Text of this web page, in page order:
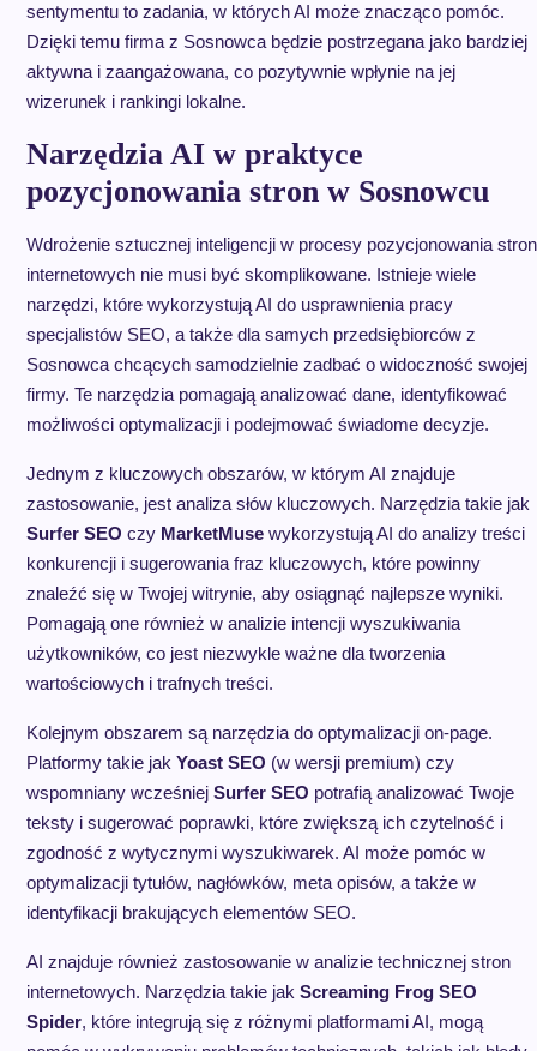
sentymentu to zadania, w których AI może znacząco pomóc.
Dzięki temu firma z Sosnowca będzie postrzegana jako bardziej
aktywna i zaangażowana, co pozytywnie wpłynie na jej
wizerunek i rankingi lokalne.
Narzędzia AI w praktyce
pozycjonowania stron w Sosnowcu
Wdrożenie sztucznej inteligencji w procesy pozycjonowania stron
internetowych nie musi być skomplikowane. Istnieje wiele
narzędzi, które wykorzystują AI do usprawnienia pracy
specjalistów SEO, a także dla samych przedsiębiorców z
Sosnowca chcących samodzielnie zadbać o widoczność swojej
firmy. Te narzędzia pomagają analizować dane, identyfikować
możliwości optymalizacji i podejmować świadome decyzje.
Jednym z kluczowych obszarów, w którym AI znajduje
zastosowanie, jest analiza słów kluczowych. Narzędzia takie jak
Surfer SEO czy MarketMusewykorzystują AI do analizy treści
konkurencji i sugerowania fraz kluczowych, które powinny
znaleźć się w Twojej witrynie, aby osiągnąć najlepsze wyniki.
Pomagają one również w analizie intencji wyszukiwania
użytkowników, co jest niezwykle ważne dla tworzenia
wartościowych i trafnych treści.
Kolejnym obszarem są narzędzia do optymalizacji on-page.
Platformy takie jak Yoast SEO (w wersji premium) czy
wspomniany wcześniej Surfer SEO potrafią analizować Twoje
teksty i sugerować poprawki, które zwiększą ich czytelność i
zgodność z wytycznymi wyszukiwarek. AI może pomóc w
optymalizacji tytułów, nagłówków, meta opisów, a także w
identyfikacji brakujących elementów SEO.
AI znajduje również zastosowanie w analizie technicznej stron
internetowych. Narzędzia takie jak Screaming Frog SEO
Spider, które integrują się z różnymi platformami AI, mogą